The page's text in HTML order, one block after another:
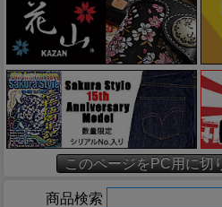
このページをPC用に切
商品検索